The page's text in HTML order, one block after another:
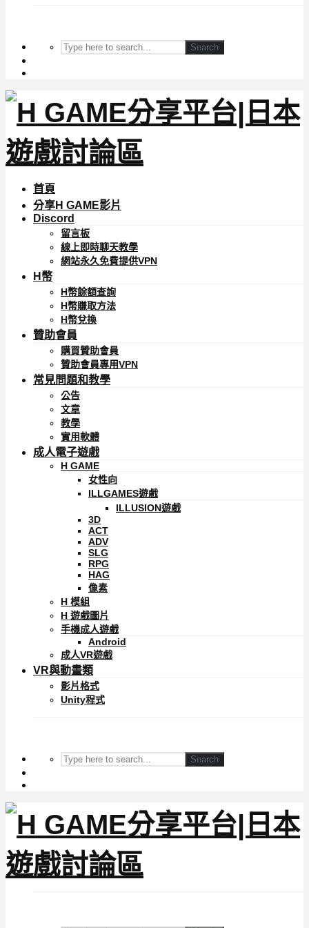
Search
首頁
分享H GAME影片
Discord
留言板
線上即時聊天教學
網站永久免費提供VPN
H幣
H幣餘額查詢
H幣賺取方法
H幣兌換
贊助會員
購買贊助會員
贊助會員專用VPN
常見問題和教學
公告
文章
教學
實用軟體
成人電子遊戲
H GAME
女性向
ILLGAMES遊戲
ILLUSION遊戲
3D
ACT
ADV
SLG
RPG
HAG
像素
H 模組
H 遊戲圖片
手機成人遊戲
Android
成人VR遊戲
VR與動畫類
影片格式
Unity程式
Search